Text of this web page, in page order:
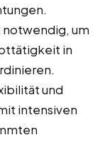
notwendig, um
in
und
intensiven